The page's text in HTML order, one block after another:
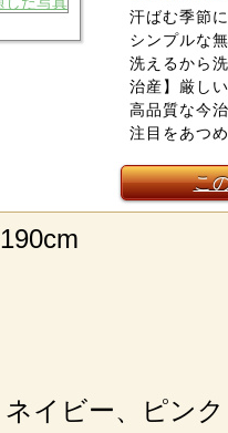
汗ばむ季節
シンプルな
洗えるから
治産】厳し
高品質な今
注目をあつ
こ
イビー、ピンク